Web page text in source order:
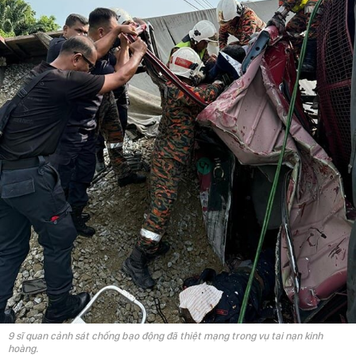
9 sĩ quan cảnh sát chống bạo động đã thiệt mạng trong vụ tai nạn kinh
hoàng.